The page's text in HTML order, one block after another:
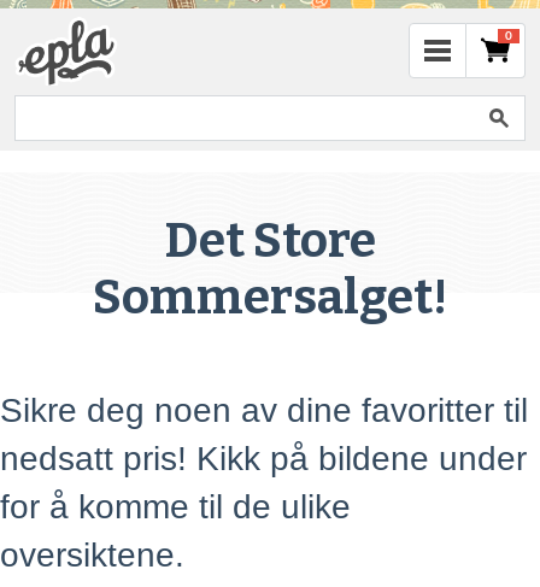
0
Det Store
Sommersalget!
Sikre deg noen av dine favoritter til
nedsatt pris! Kikk på bildene under
for å komme til de ulike
oversiktene.